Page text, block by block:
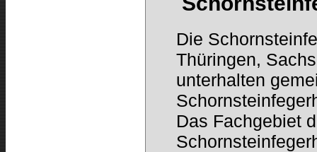
Die
Thüringen,
unterhalten
Das Fachgebiet